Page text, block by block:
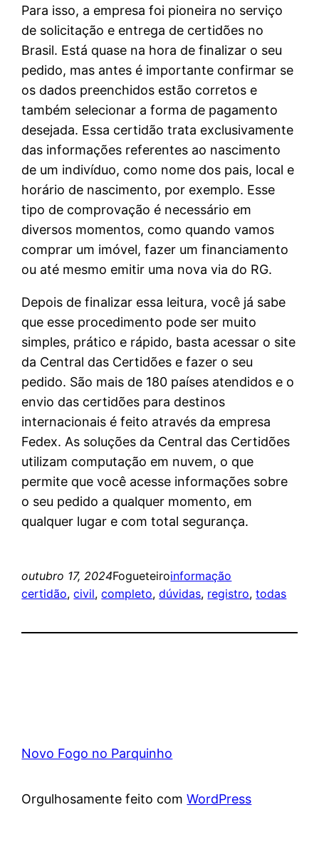
Para isso, a empresa foi pioneira no serviço
de solicitação e entrega de certidões no
Brasil. Está quase na hora de finalizar o seu
pedido, mas antes é importante confirmar se
os dados preenchidos estão corretos e
também selecionar a forma de pagamento
desejada. Essa certidão trata exclusivamente
das informações referentes ao nascimento
de um indivíduo, como nome dos pais, local e
horário de nascimento, por exemplo. Esse
tipo de comprovação é necessário em
diversos momentos, como quando vamos
comprar um imóvel, fazer um financiamento
ou até mesmo emitir uma nova via do RG.
Depois de finalizar essa leitura, você já sabe
que esse procedimento pode ser muito
simples, prático e rápido, basta acessar o site
da Central das Certidões e fazer o seu
pedido. São mais de 180 países atendidos e o
envio das certidões para destinos
internacionais é feito através da empresa
Fedex. As soluções da Central das Certidões
utilizam computação em nuvem, o que
permite que você acesse informações sobre
o seu pedido a qualquer momento, em
qualquer lugar e com total segurança.
outubro 17, 2024Fogueteiroinformação
certidão, civil, completo, dúvidas, registro, todas
Novo Fogo no Parquinho
Orgulhosamente feito comWordPress